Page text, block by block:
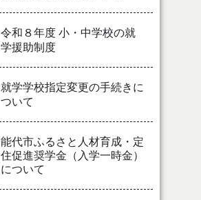
令和８年度 小・中学校の就
学援助制度
就学学校指定変更の手続きに
ついて
能代市ふるさと人材育成・定
住促進奨学金（入学一時金）
について